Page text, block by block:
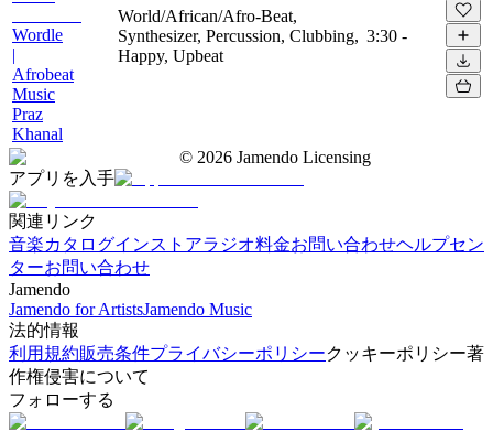
Wordle
|
Afrobeat
Music
Praz
Khanal
World/African/Afro-Beat,
Synthesizer, Percussion, Clubbing,
Happy, Upbeat
3:30 -
© 2026 Jamendo Licensing
アプリを入手
関連リンク
音楽カタログインストアラジオ料金お問い合わせヘルプセン
ターお問い合わせ
Jamendo
Jamendo for ArtistsJamendo Music
法的情報
利用規約販売条件プライバシーポリシークッキーポリシー著
作権侵害について
フォローする